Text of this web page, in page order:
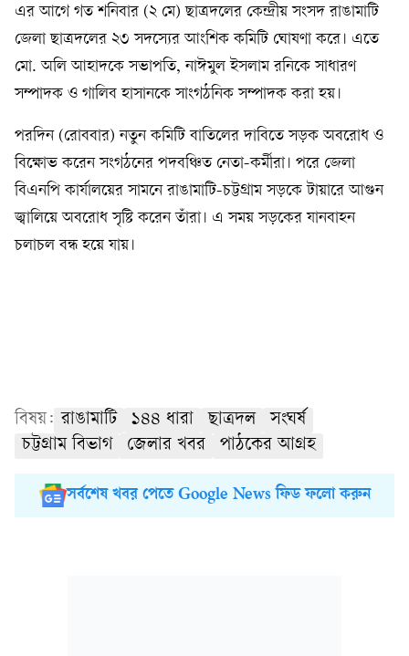
এর আগে গত শনিবার (২ মে) ছাত্রদলের কেন্দ্রীয় সংসদ রাঙামাটি
জেলা ছাত্রদলের ২৩ সদস্যের আংশিক কমিটি ঘোষণা করে। এতে
মো. অলি আহাদকে সভাপতি, নাঈমুল ইসলাম রনিকে সাধারণ
সম্পাদক ও গালিব হাসানকে সাংগঠনিক সম্পাদক করা হয়।
পরদিন (রোববার) নতুন কমিটি বাতিলের দাবিতে সড়ক অবরোধ ও
বিক্ষোভ করেন সংগঠনের পদবঞ্চিত নেতা-কর্মীরা। পরে জেলা
বিএনপি কার্যালয়ের সামনে রাঙামাটি-চট্টগ্রাম সড়কে টায়ারে আগুন
জ্বালিয়ে অবরোধ সৃষ্টি করেন তাঁরা। এ সময় সড়কের যানবাহন
চলাচল বন্ধ হয়ে যায়।
বিষয়: রাঙামাটি ১৪৪ ধারা ছাত্রদল
সংঘর্ষ
চট্টগ্রাম বিভাগ
জেলার খবর পাঠকের আগ্রহ
সর্বশেষ খবর পেতে Google News ফিড ফলো করুন